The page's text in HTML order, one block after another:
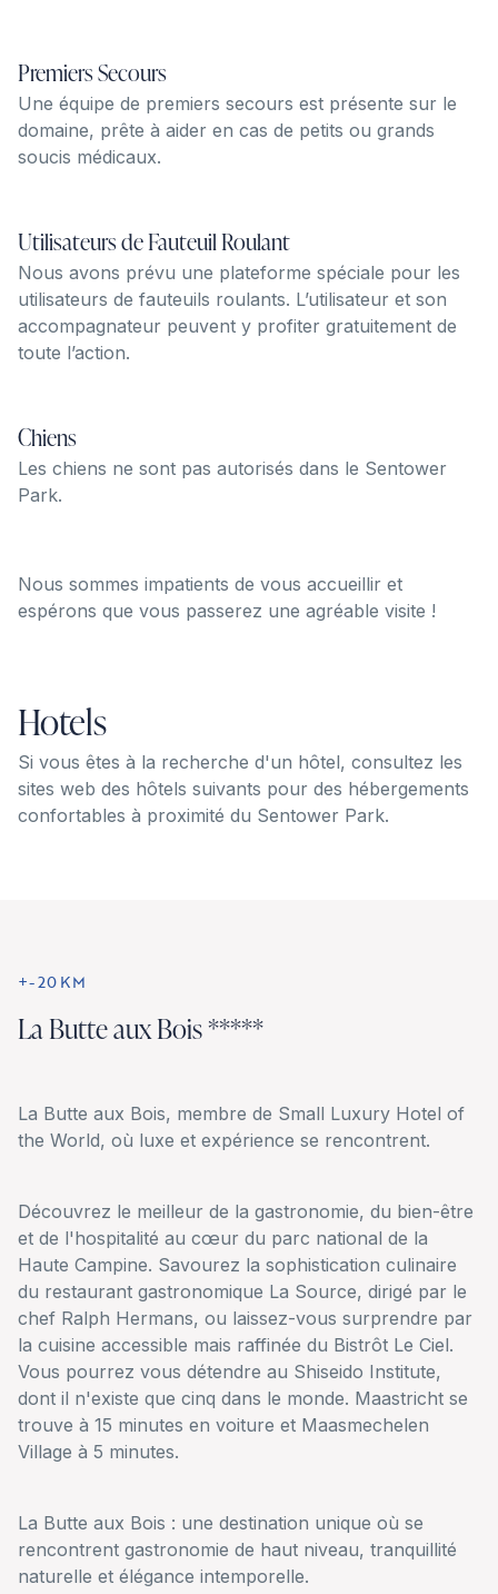
Premiers Secours
Une équipe de premiers secours est présente sur le
domaine, prête à aider en cas de petits ou grands
soucis médicaux.
Utilisateurs de Fauteuil Roulant
Nous avons prévu une plateforme spéciale pour les
utilisateurs de fauteuils roulants. L’utilisateur et son
accompagnateur peuvent y profiter gratuitement de
toute l’action.
Chiens
Les chiens ne sont pas autorisés dans le Sentower
Park.
Nous sommes impatients de vous accueillir et
espérons que vous passerez une agréable visite !
Hotels
Si vous êtes à la recherche d'un hôtel, consultez les
sites web des hôtels suivants pour des hébergements
confortables à proximité du Sentower Park.
+-20KM
La Butte aux Bois *****
La Butte aux Bois, membre de Small Luxury Hotel of
the World, où luxe et expérience se rencontrent.
Découvrez le meilleur de la gastronomie, du bien-être
et de l'hospitalité au cœur du parc national de la
Haute Campine. Savourez la sophistication culinaire
du restaurant gastronomique La Source, dirigé par le
chef Ralph Hermans, ou laissez-vous surprendre par
la cuisine accessible mais raffinée du Bistrôt Le Ciel.
Vous pourrez vous détendre au Shiseido Institute,
dont il n'existe que cinq dans le monde. Maastricht se
trouve à 15 minutes en voiture et Maasmechelen
Village à 5 minutes.
La Butte aux Bois : une destination unique où se
rencontrent gastronomie de haut niveau, tranquillité
naturelle et élégance intemporelle.